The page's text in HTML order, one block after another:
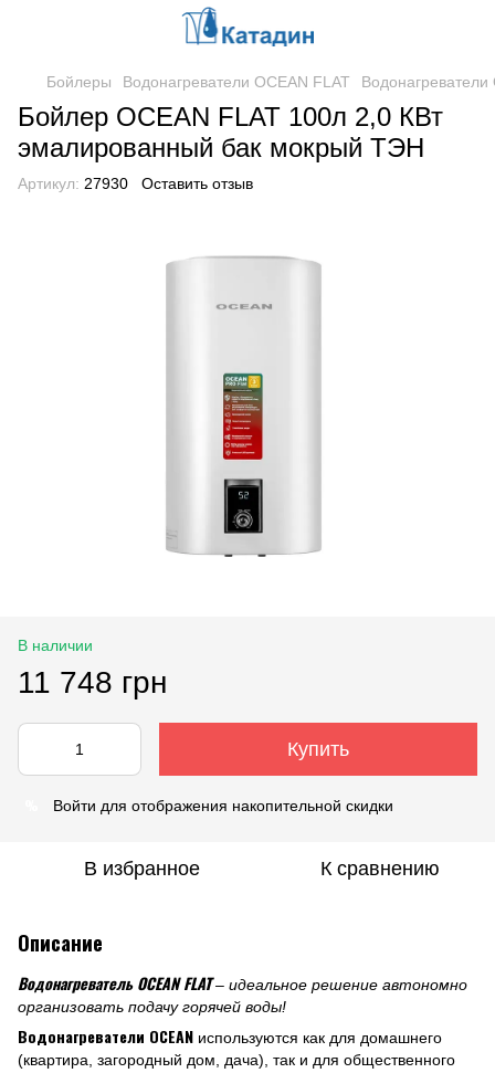
Бойлеры Водонагреватели OCEAN FLAT
Бойлер OCEAN FLAT 100л 2,0 КВт
эмалированный бак мокрый ТЭН
Артикул: 27930 Оставить отзыв
В наличии
11 748 грн
Купить
Войти для отображения накопительной скидки
В избранное К сравнению
Описание
Водонагреватель OCEAN FLAT– идеальное решение автономно
организовать подачу горячей воды!
Водонагреватели OCEAN используются как для домашнего
(квартира, загородный дом, дача), так и для общественного